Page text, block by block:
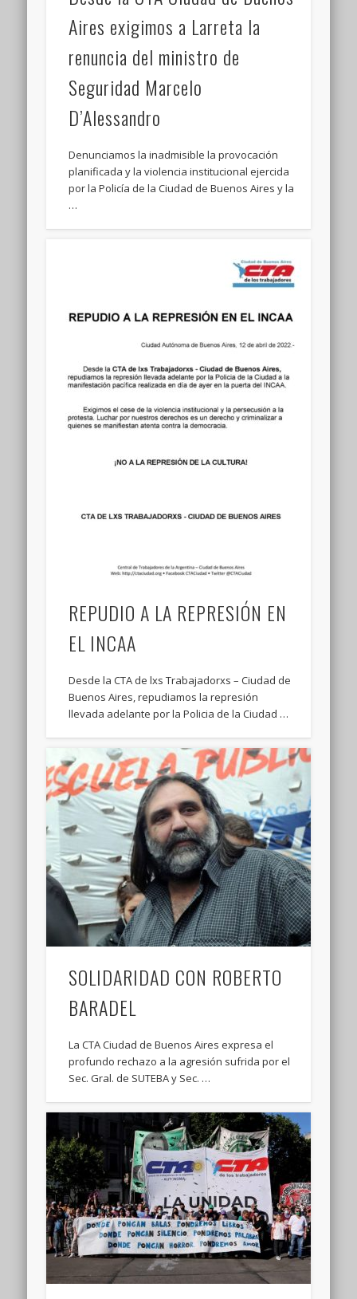
Aires exigimos a Larreta la
renuncia del ministro de
Seguridad Marcelo
D’Alessandro
Denunciamos la inadmisible la provocación
planificada y la violencia institucional ejercida
por la Policía de la Ciudad de Buenos Aires y la
…
REPUDIO A LA REPRESIÓN EN
EL INCAA
Desde la CTA de lxs Trabajadorxs – Ciudad de
Buenos Aires, repudiamos la represión
llevada adelante por la Policia de la Ciudad …
SOLIDARIDAD CON ROBERTO
BARADEL
La CTA Ciudad de Buenos Aires expresa el
profundo rechazo a la agresión sufrida por el
Sec. Gral. de SUTEBA y Sec. …